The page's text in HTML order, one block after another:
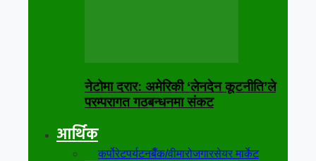
नेटोमा दरार: अमेरिकी ‘लेनदेन कूटनीति’ले
परम्परागत गठबन्धनमा संकट
आर्थिक
सबैकर्पोरेटपर्यटनबैँक/वीमारोजगारसेयर मार्केट